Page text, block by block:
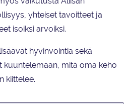
yhteiset tavoitteet ja
isoiksi arvoiksi.
hyvinvointia sekä
kuuntelemaan, mitä oma keho
kiittelee.